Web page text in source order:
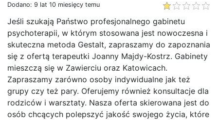
Dodano: 9 lat 10 miesięcy temu
Jeśli szukają Państwo profesjonalnego gabinetu
psychoterapii, w którym stosowana jest nowoczesna i
skuteczna metoda Gestalt, zapraszamy do zapoznania
się z ofertą terapeutki Joanny Majdy-Kostrz. Gabinety
mieszczą się w Zawierciu oraz Katowicach.
Zapraszamy zarówno osoby indywidualne jak też
grupy czy też pary. Oferujemy również konsultacje dla
rodziców i warsztaty. Nasza oferta skierowana jest do
osób chcących polepszyć jakość swojego życia, które